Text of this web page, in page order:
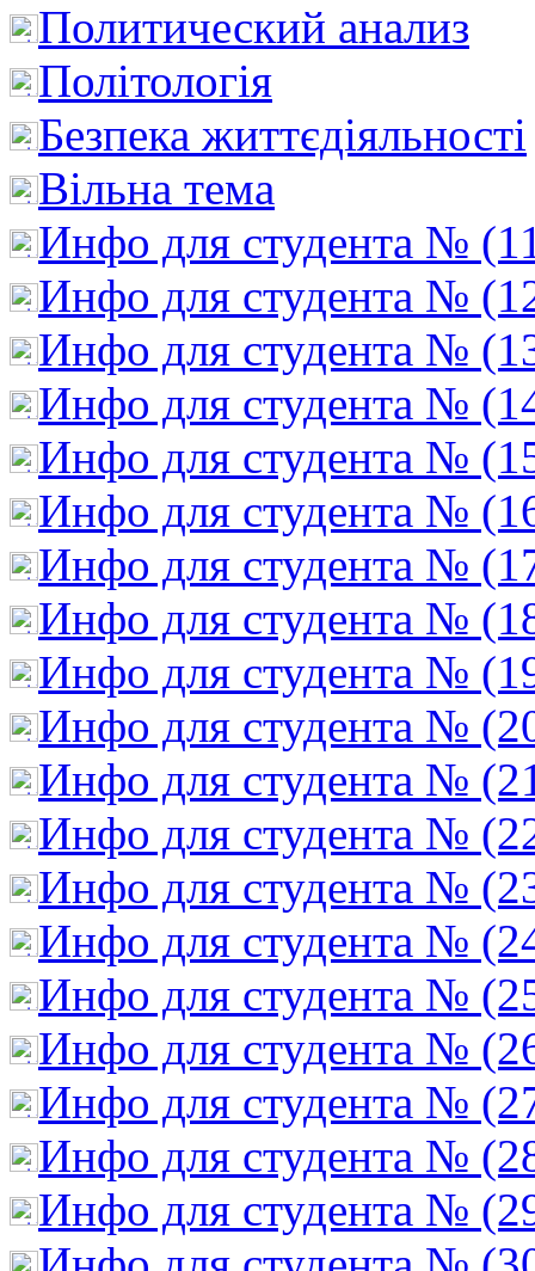
Политический анализ
Політологія
Безпека життєдіяльності
Вільна тема
Инфо для студента №
Инфо для студента №
Инфо для студента №
Инфо для студента №
Инфо для студента №
Инфо для студента №
Инфо для студента №
Инфо для студента №
Инфо для студента №
Инфо для студента №
Инфо для студента №
Инфо для студента №
Инфо для студента №
Инфо для студента №
Инфо для студента №
Инфо для студента №
Инфо для студента №
Инфо для студента №
Инфо для студента №